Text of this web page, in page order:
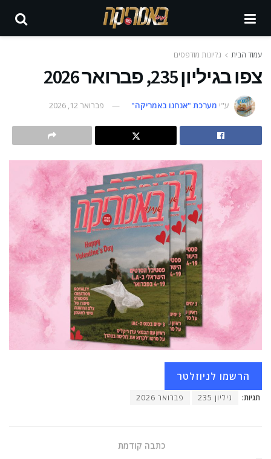
עמוד הבית גליונות מודפסים
צפו בגיליון 235, פברואר 2026
ע"י מערכת "אנחנו באמריקה" פברואר 12, 2026
הרשמו לניוזלטר
תגיות: גיליון 235 פברואר 2026
כתבה קודמת